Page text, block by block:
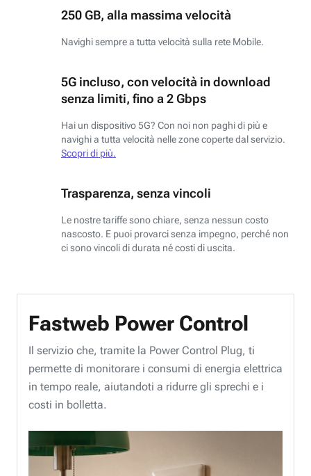
250 GB, alla massima velocità
Navighi sempre a tutta velocità sulla rete Mobile.
5G incluso, con velocità in download
senza limiti, fino a 2 Gbps
Hai un dispositivo 5G? Con noi non paghi di più e
navighi a tutta velocità nelle zone coperte dal servizio.
Scopri di più.
Trasparenza, senza vincoli
Le nostre tariffe sono chiare, senza nessun costo
nascosto. E puoi provarci senza impegno, perché non
ci sono vincoli di durata né costi di uscita.
Fastweb Power Control
Il servizio che, tramite la Power Control Plug, ti
permette di monitorare i consumi di energia elettrica
in tempo reale, aiutandoti a ridurre gli sprechi e i
costi in bolletta.